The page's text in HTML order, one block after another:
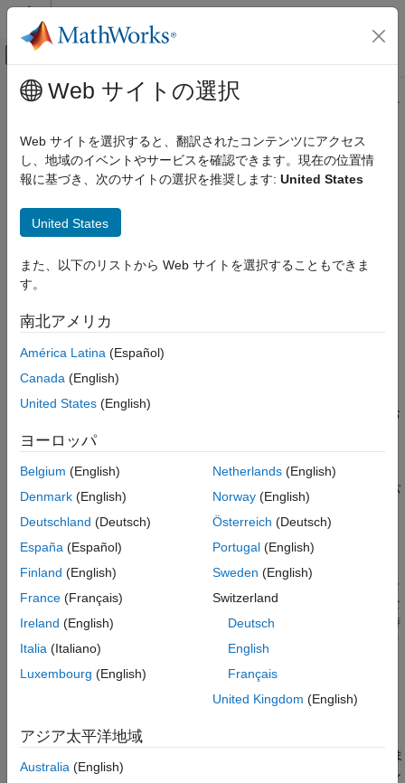
コンテンツへスキップ
オフキャンバス ナビゲーション メ
ドキュメンテーションのホーム
DSP System Toolbox
フィルターの設計と解析
項目一覧
説明
端子
パラメーター
ブロックの特性
詳細
バージョン履歴
メインコンテンツ
このページの内容は最新ではありません。最新版の英語を参照す
Digital Filter Design
デジタル FIR および IIR フィルターの設計と実装
説明
このブロックを使用して、浮動小数点フィルターの設計、解析お
よび効率的な実装を行います。
Digital Filter Design ブロックは、フィルター デザイナー
filterDesigner
) アプリを使用して設計したデジタル有限インパ
ルス応答 (FIR) または無限インパルス応答 (IIR) フィルターを実
装します。このブロックは、Discrete FIR Filter または Biquad
Filter ブロックと同じフィルター実装を行います。
[入力処理] パラメーターを設定して、ブロックが入力処理を
フレ
ームベースで行うか、または サンプルベース
で行うかを指定しな
ければなりません。ブロックは、指定されたフィルターを離散時
間入力信号の各チャネルに適用し、結果を出力します。ブロック
の出力は、Discrete FIR Filter または Biquad Filter ブロック、お
よび MATLAB®の関数
の出力と数値的に一致します。詳
を参照してください。
Discrete FIR Filter(Simulink)
でもデジタル フィルターを実装できますが、目的が少し異なりま
す。これらのブロックは、既に設計されている浮動小数点フィル
Web サイトの選択
Web サイトを選択すると、翻訳されたコンテンツにアクセス
し、地域のイベントやサービスを確認できます。現在の位置情
報に基づき、次のサイトの選択を推奨します: United States
United States
また、以下のリストから Web サイトを選択することもできま
す。
南北アメリカ
América Latina (Español)
Canada (English)
United States (English)
ヨーロッパ
Belgium (English)
Denmark (English)
Deutschland (Deutsch)
España (Español)
Finland (English)
France (Français)
Ireland (English)
Italia (Italiano)
Luxembourg (English)
Netherlands(English)
Norway(English)
Österreich (Deutsch)
Portugal(English)
Sweden (English)
Switzerland
Deutsch
English
Français
United Kingdom (English)
アジア太平洋地域
Australia (English)